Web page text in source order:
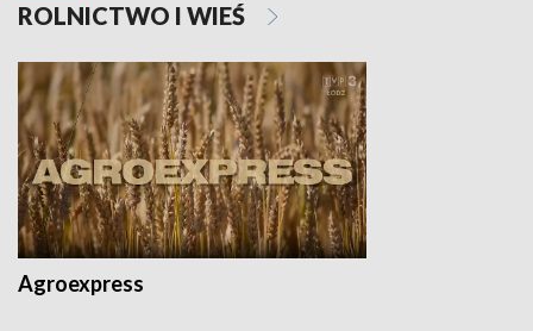
ROLNICTWO I WIEŚ
Agroexpress